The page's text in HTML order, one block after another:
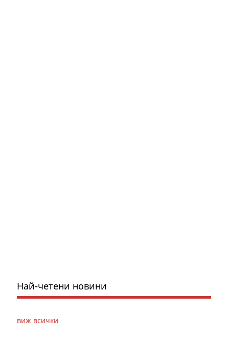
Най-четени новини
виж всички